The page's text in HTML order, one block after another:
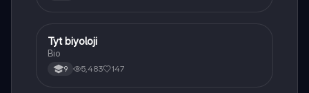
Biyoloji
Tyt biyoloji
Bio
9 5,483 147